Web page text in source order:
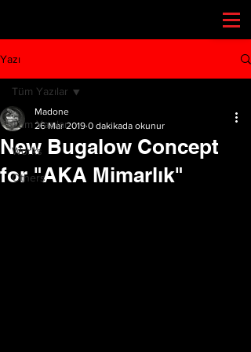
Yazı
Tüm Yazılar
Works
Others
Tüm Yazılar
New Bugalow Concept
for "AKA Mimarlık"
Madone
26 Mar 2019 0 dakikada okunur